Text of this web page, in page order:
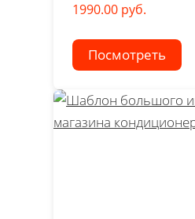
1990.00 руб.
Посмотреть